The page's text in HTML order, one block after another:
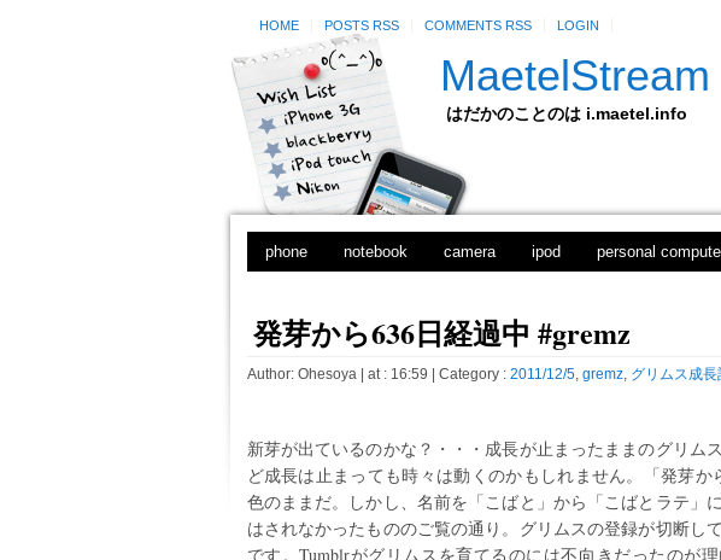
HOME POSTS RSS COMMENTS RSS LOGIN
MaetelStream
はだかのことのは i.maetel.info
phone notebook camera ipod personal
発芽から636日経過中 #gremz
Author: Ohesoya| at : 16:59 | Category : 2011/12/5, gremz, グリムス成長
新芽が出ているのかな？・・・成長が止まったままのグリム
ど成長は止まっても時々は動くのかもしれません。「発芽か
色のままだ。しかし、名前を「こばと」から「こばとラテ」
はされなかったもののご覧の通り。グリムスの登録が切断し
です。Tumblrがグリムスを育てるのには不向きだったのが